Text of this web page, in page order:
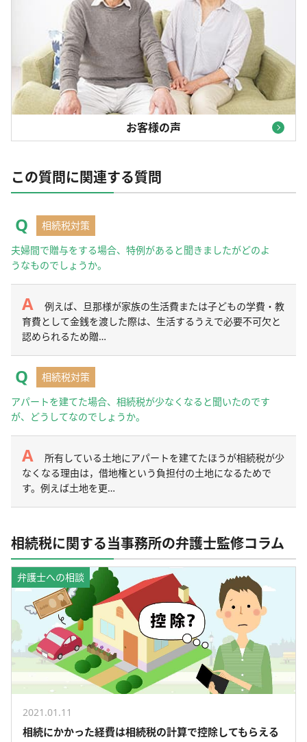
お客様の声
この質問に関連する質問
相続税対策
夫婦間で贈与をする場合、特例があると聞きましたがどのよ
うなものでしょうか。
例えば、旦那様が家族の生活費または子どもの学費・教
育費として金銭を渡した際は、生活するうえで必要不可欠と
認められるため贈…
相続税対策
アパートを建てた場合、相続税が少なくなると聞いたのです
が、どうしてなのでしょうか。
所有している土地にアパートを建てたほうが相続税が少
なくなる理由は，借地権という負担付の土地になるためで
す。例えば土地を更…
相続税に関する当事務所の弁護士監修コラム
弁護士への相談
2021.01.11
相続にかかった経費は相続税の計算で控除してもらえる